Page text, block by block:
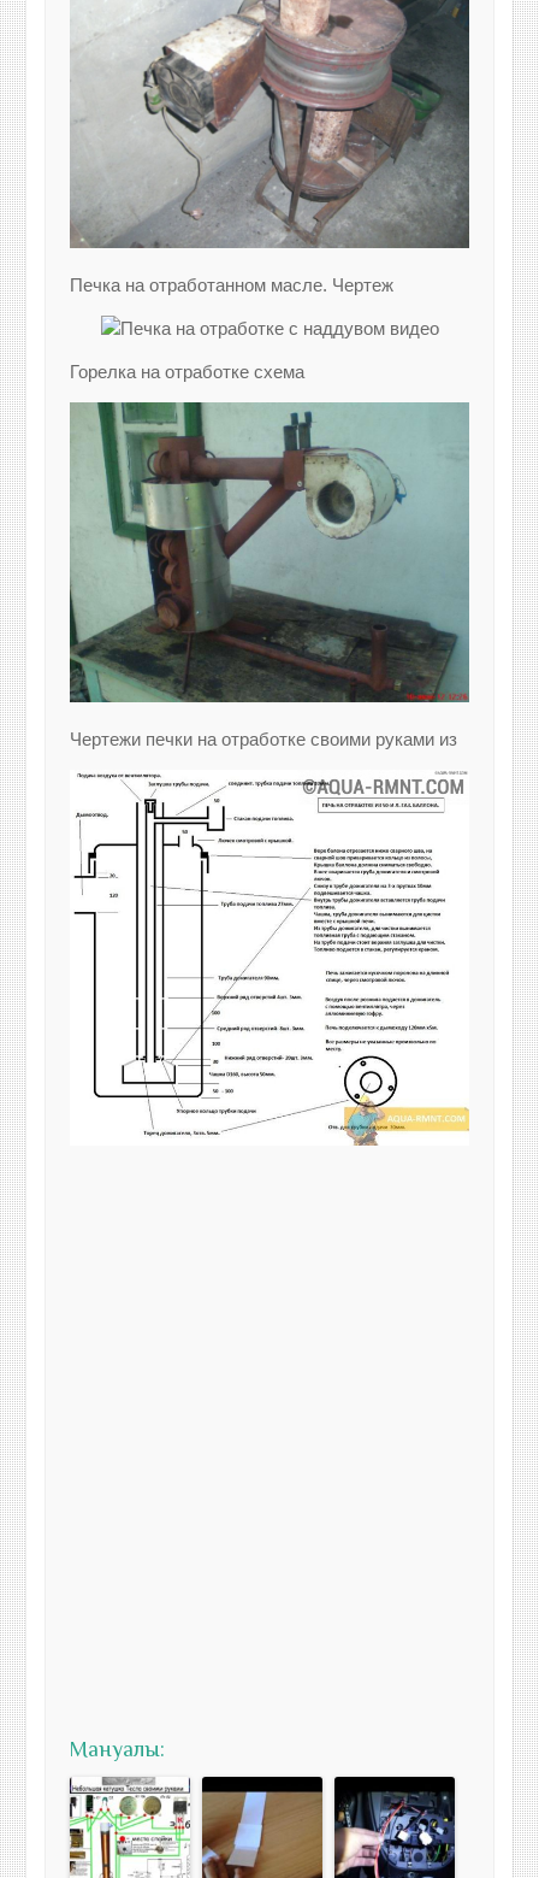
Печка на отработанном масле. Чертеж
Горелка на отработке схема
Чертежи печки на отработке своими руками из
Мануалы: